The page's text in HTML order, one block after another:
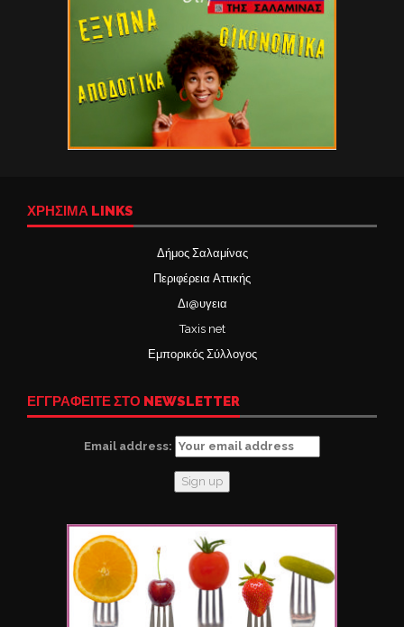
ΧΡΉΣΙΜΑ LINKS
Δήμος Σαλαμίνας
Περιφέρεια Αττικής
Δι@υγεια
Taxis net
Εμπορικός Σύλλογος
ΕΓΓΡΑΦΕΙΤΕ ΣΤΟ NEWSLETTER
Email address: